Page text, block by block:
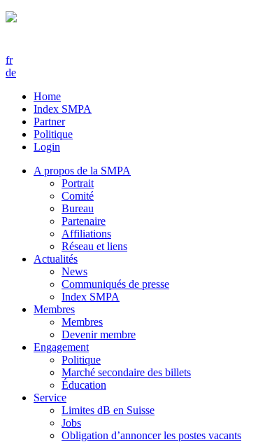
fr
de
Home
Index SMPA
Partner
Politique
Login
A propos de la SMPA
Portrait
Comité
Bureau
Partenaire
Affiliations
Réseau et liens
Actualités
News
Communiqués de presse
Index SMPA
Membres
Membres
Devenir membre
Engagement
Politique
Marché secondaire des billets
Éducation
Service
Limites dB en Suisse
Jobs
Obligation d’annoncer les postes vacants